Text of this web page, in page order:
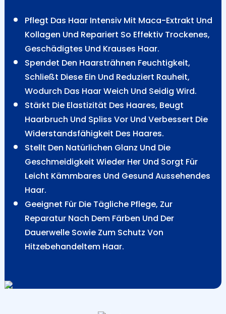
Pflegt Das Haar Intensiv Mit Maca-Extrakt Und
Kollagen Und Repariert So Effektiv Trockenes,
Geschädigtes Und Krauses Haar.
Spendet Den Haarsträhnen Feuchtigkeit,
Schließt Diese Ein Und Reduziert Rauheit,
Wodurch Das Haar Weich Und Seidig Wird.
Stärkt Die Elastizität Des Haares, Beugt
Haarbruch Und Spliss Vor Und Verbessert Die
Widerstandsfähigkeit Des Haares.
Stellt Den Natürlichen Glanz Und Die
Geschmeidigkeit Wieder Her Und Sorgt Für
Leicht Kämmbares Und Gesund Aussehendes
Haar.
Geeignet Für Die Tägliche Pflege, Zur
Reparatur Nach Dem Färben Und Der
Dauerwelle Sowie Zum Schutz Von
Hitzebehandeltem Haar.